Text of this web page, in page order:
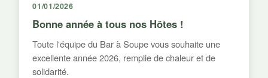
01/01/2026
Bonne année à tous nos Hôtes !
Toute l'équipe du Bar à Soupe vous souhaite une
excellente année 2026, remplie de chaleur et de
solidarité.